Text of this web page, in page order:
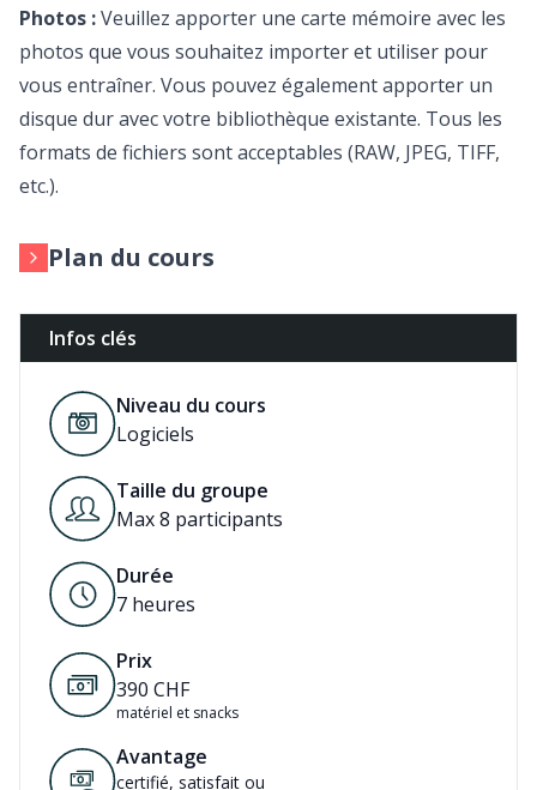
Photos :Veuillez apporter une carte mémoire avec les
photos que vous souhaitez importer et utiliser pour
vous entraîner. Vous pouvez également apporter un
disque dur avec votre bibliothèque existante. Tous les
formats de fichiers sont acceptables (RAW, JPEG, TIFF,
etc.).
Plan du cours
Infos clés
Niveau du cours
Logiciels
Taille du groupe
Max 8 participants
Durée
7 heures
Prix
390 CHF
matériel et snacks
Avantage
certifié, satisfait ou